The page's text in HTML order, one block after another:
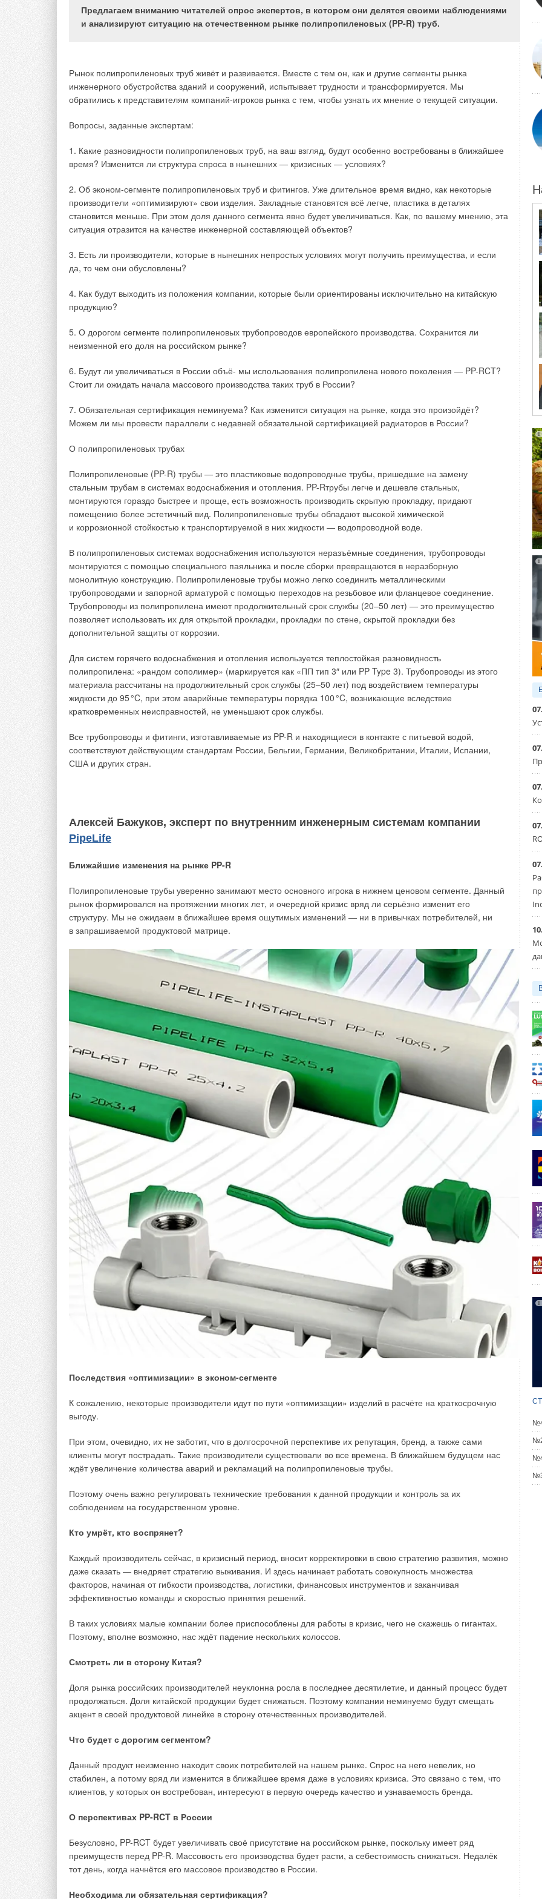
Предлагаем вниманию читателей опрос экспертов, в котором они делятся своими наблюдениями
и анализируют ситуацию на отечественном рынке полипропиленовых (PP-R) труб.
Рынок полипропиленовых труб живёт и развивается. Вместе с тем он, как и другие сегменты рынка
инженерного обустройства зданий и сооружений, испытывает трудности и трансформируется. Мы
обратились к представителям компаний-игроков рынка с тем, чтобы узнать их мнение о текущей ситуации.
Вопросы, заданные экспертам:
1. Какие разновидности полипропиленовых труб, на ваш взгляд, будут особенно востребованы в ближайшее
время? Изменится ли структура спроса в нынешних — кризисных — условиях?
2. Об эконом-сегменте полипропиленовых труб и фитингов. Уже длительное время видно, как некоторые
производители «оптимизируют» свои изделия. Закладные становятся всё легче, пластика в деталях
становится меньше. При этом доля данного сегмента явно будет увеличиваться. Как, по вашему мнению, эта
ситуация отразится на качестве инженерной составляющей объектов?
3. Есть ли производители, которые в нынешних непростых условиях могут получить преимущества, и если
да, то чем они обусловлены?
4. Как будут выходить из положения компании, которые были ориентированы исключительно на китайскую
продукцию?
5. О дорогом сегменте полипропиленовых трубопроводов европейского производства. Сохранится ли
неизменной его доля на российском рынке?
6. Будут ли увеличиваться в России объё- мы использования полипропилена нового поколения — PP-RCT?
Стоит ли ожидать начала массового производства таких труб в России?
7. Обязательная сертификация неминуема? Как изменится ситуация на рынке, когда это произойдёт?
Можем ли мы провести параллели с недавней обязательной сертификацией радиаторов в России?
О полипропиленовых трубах
Полипропиленовые (PP-R) трубы — это пластиковые водопроводные трубы, пришедшие на замену
стальным трубам в системах водоснабжения и отопления. PP-Rтрубы легче и дешевле стальных,
монтируются гораздо быстрее и проще, есть возможность производить скрытую прокладку, придают
помещению более эстетичный вид. Полипропиленовые трубы обладают высокой химической
и коррозионной стойкостью к транспортируемой в них жидкости — водопроводной воде.
В полипропиленовых системах водоснабжения используются неразъёмные соединения, трубопроводы
монтируются с помощью специального паяльника и после сборки превращаются в неразборную
монолитную конструкцию. Полипропиленовые трубы можно легко соединить металлическими
трубопроводами и запорной арматурой с помощью переходов на резьбовое или фланцевое соединение.
Трубопроводы из полипропилена имеют продолжительный срок службы (20–50 лет) — это преимущество
позволяет использовать их для открытой прокладки, прокладки по стене, скрытой прокладки без
дополнительной защиты от коррозии.
Для систем горячего водоснабжения и отопления используется теплостойкая разновидность
полипропилена: «рандом сополимер» (маркируется как «ПП тип 3″ или PP Type 3). Трубопроводы из этого
материала рассчитаны на продолжительный срок службы (25–50 лет) под воздействием температуры
жидкости до 95°C, при этом аварийные температуры порядка 100°C, возникающие вследствие
кратковременных неисправностей, не уменьшают срок службы.
Все трубопроводы и фитинги, изготавливаемые из PP-R и находящиеся в контакте с питьевой водой,
соответствуют действующим стандартам России, Бельгии, Германии, Великобритании, Италии, Испании,
США и других стран.
Алексей Бажуков, эксперт по внутренним инженерным системам компании
PipeLife
Ближайшие изменения на рынке PP-R
Полипропиленовые трубы уверенно занимают место основного игрока в нижнем ценовом сегменте. Данный
рынок формировался на протяжении многих лет, и очередной кризис вряд ли серьёзно изменит его
структуру. Мы не ожидаем в ближайшее время ощутимых изменений — ни в привычках потребителей, ни
в запрашиваемой продуктовой матрице.
Последствия «оптимизации» в эконом-сегменте
К сожалению, некоторые производители идут по пути «оптимизации» изделий в расчёте на краткосрочную
выгоду.
При этом, очевидно, их не заботит, что в долгосрочной перспективе их репутация, бренд, а также сами
клиенты могут пострадать. Такие производители существовали во все времена. В ближайшем будущем нас
ждёт увеличение количества аварий и рекламаций на полипропиленовые трубы.
Поэтому очень важно регулировать технические требования к данной продукции и контроль за их
соблюдением на государственном уровне.
Кто умрёт, кто воспрянет?
Каждый производитель сейчас, в кризисный период, вносит корректировки в свою стратегию развития, можно
даже сказать — внедряет стратегию выживания. И здесь начинает работать совокупность множества
факторов, начиная от гибкости производства, логистики, финансовых инструментов и заканчивая
эффективностью команды и скоростью принятия решений.
В таких условиях малые компании более приспособлены для работы в кризис, чего не скажешь о гигантах.
Поэтому, вполне возможно, нас ждёт падение нескольких колоссов.
Смотреть ли в сторону Китая?
Доля рынка российских производителей неуклонна росла в последнее десятилетие, и данный процесс будет
продолжаться. Доля китайской продукции будет снижаться. Поэтому компании неминуемо будут смещать
акцент в своей продуктовой линейке в сторону отечественных производителей.
Что будет с дорогим сегментом?
Данный продукт неизменно находит своих потребителей на нашем рынке. Спрос на него невелик, но
стабилен, а потому вряд ли изменится в ближайшее время даже в условиях кризиса. Это связано с тем, что
клиентов, у которых он востребован, интересуют в первую очередь качество и узнаваемость бренда.
О перспективах PP-RCT в России
Безусловно, PP-RCT будет увеличивать своё присутствие на российском рынке, поскольку имеет ряд
преимуществ перед PP-R. Массовость его производства будет расти, а себестоимость снижаться. Недалёк
тот день, когда начнётся его массовое производство в России.
Необходима ли обязательная сертификация?
углекислоты, бикарбоната и карбоната. Все формы диоксида углерода при неизменном состоянии
окружающей среды находятся в так называемом «углекислотном равновесии». Изменение углекислотного
Если деионизированную воду, содержащую твёрдый карбонат кальция, начать насыщать диоксидом
углерода, то будет происходить химическая реакция:
СаСО3+ Н2СО3= Са(НСО3)2. (1)
То есть диоксид углерода сначала будет адсорбироваться водой. Затем диоксид углерода диссоциируется
в воде с образованием катиона водорода и аниона бикарбоната. Вода приобретает кислую реакцию. В
бикарбоната кальция. Если из воды начать отгон диоксида углерода, то ион водорода при бикарбонате
свяжется в воду, и начнёт образовываться обратно твёрдый карбонат кальция. Если вода находится
в состоянии углекислотного равновесия, тогда говорят о том, что при определённой концентрации
адсорбированного диоксида углерода в воде существует определённая концентрация бикарбоната кальция.
водорода, образованные в результате диссоциации углекислого газа, участвуют в уравнении реакции (1).
приводит к нарушению углекислотного равновесия. В результате начинает выделяться твёрдая фаза
карбоната кальция, что значительно ингибирует скорость протекания коррозии.
справа налево, то должен образовываться твёрдый карбонат кальция. Тем не менее, в воде наблюдаются
довольно малые концентрации растворённого карбоната кальция. Концентрации кальция и карбоната
Внимание: корректное написание уравнений и формул приводится только в печатной версии
журнала СОК и его PDF-версии. Подписаться или скачать журнал можно здесь.
С учётом того, что образуется один катион кальция и один анион карбоната, можно записать:
ПРCaCO3 = CCa fCaCCO3 fCO3,
где ССа и СCO3 — мольные концентрации кальция и карбоната, моль/л; fСа и fCO3 — коэффициенты
Так как кальций и карбонат — двухвалентные ионы, с определённым допущением можно записать, что fСа =
fCO3.
Тогда:
ПРCaCO3 = CCaCCO3 f 2 CO3. (2)
и 150°C.
На рис. 1 представлена зависимость значения ПР от температуры. Для температур 25, 50, 100 и 150°C
данные взяты из [1]. Остальные значения получены автором самостоятельно с использованием индекса
Ланжелье.
Об этом будет сказано ниже.
Таким образом, для того, чтобы определить склонность воды к выделению осадка или к коррозии,
достаточно знать значения концентраций кальция и карбоната. Но, так как определить карбонатион в воде
при рН менее 8,37 невозможно, в соответствии с существующей методикой (ГОСТ 31957–2012. «Вода.
Методы определения щёлочности и массовой концентрации карбонатов и гидрокарбонатов») для
определения склонности воды к отложению карбоната кальция используют индекс насыщения Ланжелье.
Индекс насыщения Ланжелье — это разность между текущим значением рН воды и значениемрН S
соответствующим состоянию насыщения этой воды по карбонату кальция (начало выделения твёрдой фазы
карбоната кальция). В этом случае, определив по номограмме значение
и измерив текущее значение
рНводы, можно определить склонность воды к отложению карбоната кальция или к углекислотной коррозии.
Соответственно, возникает вопрос: « без использования эмпирического подхода»?
Для расчёта значения
воды, соответствующего состоянию насыщения по карбонату кальция,
рассмотрим процесс диссоциации углекислоты в воде по второй стадии (диссоциация бикарбоната).
Уравнение диссоциации бикарбоната в воде можно записать в общем виде: HСО3 ?? H+ + СО3 -. (3)
Константу равновесия (диссоциации) данной химической реакции можно записать в виде:
Данное уравнение можно записать следующим образом, вынося ион водорода в левую часть:
Затем записать в виде десятичного логарифма, взятого с обеих сторон:
Очевидно, что При этом Константа диссоциации или константа равновесия реакции растворения
углекислоты в воде по второй стадии К2 = 4,69?10–11.
Соответственно:
Тогда получаем
Уравнение (4) есть уравнение Хендерсона-Хассельбальха для диссоциации углекислоты по второй стадии.
в воде представлена в статье [2].
При помощи уравнения (4) можно рассчитать значение рНS воды в состоянии насыщения по карбонату
кальция. Для этого необходимо определить значение карбонат-иона (СО3), при котором в воде достигается
значение произведения растворимости карбоната кальция ПРCaCO3 с учётом существующего ионного
состава воды.
Значение карбонат-иона можно определить исходя из произведения растворимости карбоната кальция. То
есть мы определим концентрацию карбонат-иона, при котором вода данного химического состава находится
и рассчитав по (5) значение концентрации карбоната, мы можем определить при помощи (4) значение рНS.
Для учёта влияния концентрации всех ионов, растворённых в воде, необходимо в уравнении (4) вместо
следующим образом:
Коэффициенты активности зависят от ионной силы раствора и определяются по уравнению:
где fi — коэффициент активности иона; zi — заряд иона; I — ионная сила раствора, моль/л.
Ионная сила раствора учитывает влияние интенсивности электромагнитного поля, образованного ионами,
ионов на квадрат их зарядов:
I = 0,5?(Ci zi 2).